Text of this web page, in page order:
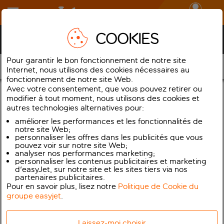
Centre d'aide aux perturbations
Vos options
Informations supplémentaires
Veuillez contacter votre agent de voyage qui pourra vous aider
avec vos projets de voyage. Vous pouvez également choisir de
gérer vos vols easyJet directement depuis Vos réservations. Si
vous avez encore besoin d’assistance ou que votre agent ne peut
pas vous aider, veuillez contacter notre service clientèle. Pensez à
informer votre agent de voyage ou votre organisateur de voyages
de toute modification que vous effectuez.
COOKIES
Pour garantir le bon fonctionnement de notre site
Internet, nous utilisons des cookies nécessaires au
fonctionnement de notre site Web.
Avec votre consentement, que vous pouvez retirer ou
modifier à tout moment, nous utilisons des cookies et
autres technologies alternatives pour:
améliorer les performances et les fonctionnalités de
notre site Web;
personnaliser les offres dans les publicités que vous
pouvez voir sur notre site Web;
analyser nos performances marketing;
personnaliser les contenus publicitaires et marketing
d'easyJet, sur notre site et les sites tiers via nos
partenaires publicitaires.
Pour en savoir plus, lisez notre Politique de Cookie du
groupe easyjet.